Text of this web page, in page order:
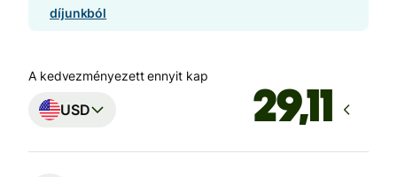
díjunkból
A kedvezményezett ennyit kap
USD